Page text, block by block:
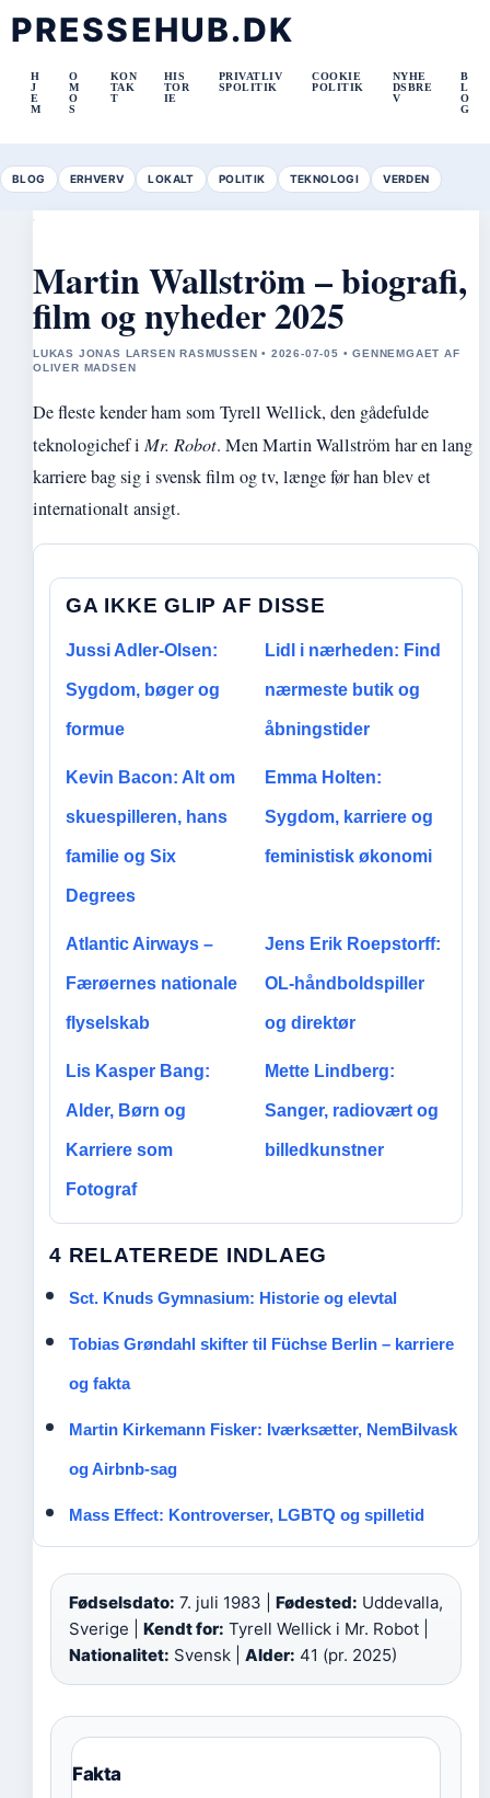
PRESSEHUB.DK
H
J
E
M
O
M
O
S
KON
TAK
T
HIS
TOR
IE
PRIVATLIV
SPOLITIK
COOKIE
POLITIK
NYHE
DSBRE
V
B
L
O
G
BLOG ERHVERV LOKALT POLITIK TEKNOLOGI VERDEN
Martin Wallström – biografi,
film og nyheder 2025
LUKAS JONAS LARSEN RASMUSSEN • 2026-07-05 • GENNEMGAET AF
OLIVER MADSEN
De fleste kender ham som Tyrell Wellick, den gådefulde
teknologichef i Mr. Robot. Men Martin Wallström har en lang
karriere bag sig i svensk film og tv, længe før han blev et
internationalt ansigt.
GA IKKE GLIP AF DISSE
Jussi Adler-Olsen:
Sygdom, bøger og
formue
Lidl i nærheden: Find
nærmeste butik og
åbningstider
Kevin Bacon: Alt om
skuespilleren, hans
familie og Six
Degrees
Emma Holten:
Sygdom, karriere og
feministisk økonomi
Atlantic Airways –
Færøernes nationale
flyselskab
Jens Erik Roepstorff:
OL-håndboldspiller
og direktør
Lis Kasper Bang:
Alder, Børn og
Karriere som
Fotograf
Mette Lindberg:
Sanger, radiovært og
billedkunstner
4 RELATEREDE INDLAEG
Sct. Knuds Gymnasium: Historie og elevtal
Tobias Grøndahl skifter til Füchse Berlin – karriere
og fakta
Martin Kirkemann Fisker: Iværksætter, NemBilvask
og Airbnb-sag
Mass Effect: Kontroverser, LGBTQ og spilletid
Fødselsdato: 7. juli 1983 | Fødested: Uddevalla,
Sverige | Kendt for: Tyrell Wellick i Mr. Robot |
Nationalitet: Svensk | Alder: 41 (pr. 2025)
Fakta